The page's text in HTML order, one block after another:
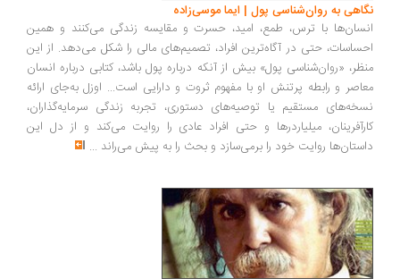
نگاهی به روان‌شناسی پول | ایما موسی‌زاده
انسان‌ها با ترس، طمع، امید، حسرت و مقایسه زندگی می‌کنند و همین
احساسات، حتی در آگاه‌ترین افراد، تصمیم‌های مالی را شکل می‌دهد. از این
منظر، «روان‌شناسی پول» بیش از آنکه درباره پول باشد، کتابی درباره انسان
معاصر و رابطه پرتنش او با مفهوم ثروت و دارایی است... اوزل به‌جای ارائه
نسخه‌های مستقیم یا توصیه‌های دستوری، تجربه زندگی سرمایه‌گذاران،
کارآفرینان، میلیاردرها و حتی افراد عادی را روایت می‌کند و از دل این
داستان‌ها روایت خود را برمی‌سازد و بحث را به پیش می‌راند ...